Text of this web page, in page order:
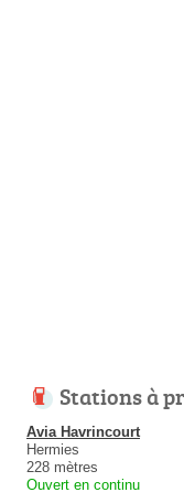
Stations à
Avia Havrincourt
Hermies
228 mètres
Ouvert en continu